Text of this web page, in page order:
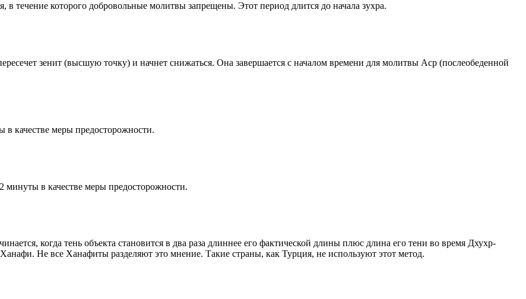
в течение которого добровольные молитвы запрещены. Этот период длится до начала зухра.
зенит (высшую точку) и начнет снижаться. Она завершается с началом времени для молитвы Аср (послеобеденной
в качестве меры предосторожности.
в качестве меры предосторожности.
когда тень объекта становится в два раза длиннее его фактической длины плюс длина его тени во время Дхухр-
Не все Ханафиты разделяют это мнение. Такие страны, как Турция, не используют этот метод.